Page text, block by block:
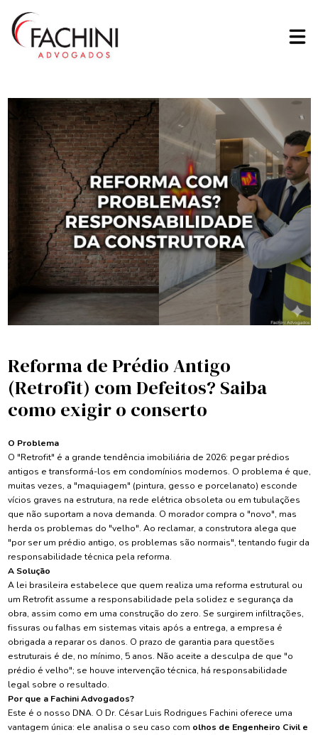
Reforma de Prédio Antigo
(Retrofit) com Defeitos? Saiba
como exigir o conserto
O Problema
O "Retrofit" é a grande tendência imobiliária de 2026: pegar prédios
antigos e transformá-los em condomínios modernos. O problema é que,
muitas vezes, a "maquiagem" (pintura, gesso e porcelanato) esconde
vícios graves na estrutura, na rede elétrica obsoleta ou em tubulações
que não suportam a nova demanda. O morador compra o "novo", mas
herda os problemas do "velho". Ao reclamar, a construtora alega que
"por ser um prédio antigo, os problemas são normais", tentando fugir da
responsabilidade técnica pela reforma.
A Solução
A lei brasileira estabelece que quem realiza uma reforma estrutural ou
um Retrofit assume a responsabilidade pela solidez e segurança da
obra, assim como em uma construção do zero. Se surgirem infiltrações,
fissuras ou falhas em sistemas vitais após a entrega, a empresa é
obrigada a reparar os danos. O prazo de garantia para questões
estruturais é de, no mínimo, 5 anos. Não aceite a desculpa de que "o
prédio é velho"; se houve intervenção técnica, há responsabilidade
legal sobre o resultado.
Por que a Fachini Advogados?
Este é o nosso DNA. O Dr. César Luis Rodrigues Fachini oferece uma
vantagem única: ele analisa o seu caso com olhos de Engenheiro Civil e